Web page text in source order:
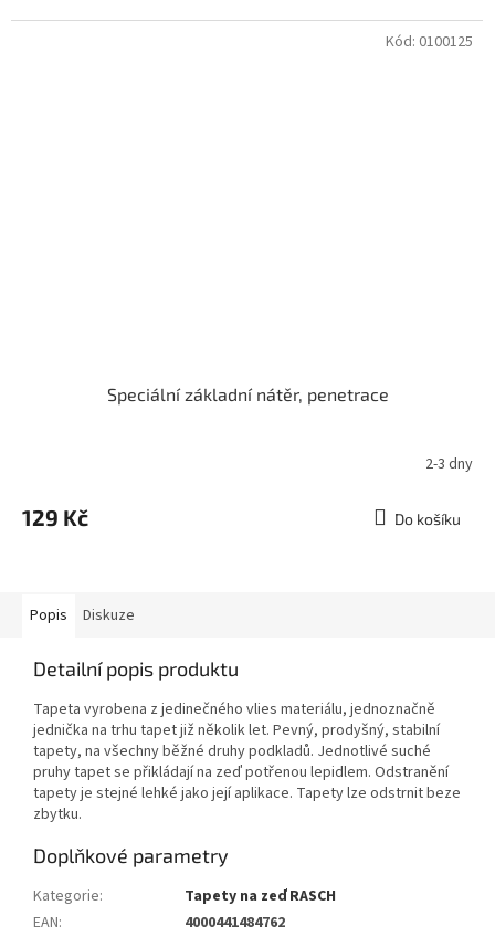
Speciální základní nátěr, penetrace
2-3 dny
129 Kč Do košíku
Kód: 0100125
Popis Diskuze
Detailní popis produktu
Tapeta vyrobena z jedinečného vlies materiálu, jednoznačně
jednička na trhu tapet již několik let. Pevný, prodyšný, stabilní
tapety, na všechny běžné druhy podkladů. Jednotlivé suché
pruhy tapet se přikládají na zeď potřenou lepidlem. Odstranění
tapety je stejné lehké jako její aplikace. Tapety lze odstrnit beze
zbytku.
Doplňkové parametry
Kategorie:
Tapety na zeď RASCH
EAN:
4000441484762